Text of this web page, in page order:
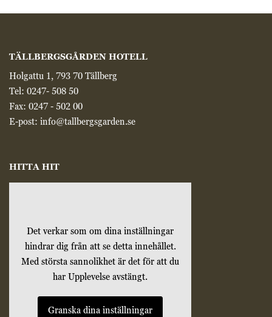
TÄLLBERGSGÅRDEN HOTELL
Holgattu 1, 793 70 Tällberg
Tel: 0247- 508 50
Fax: 0247 - 502 00
E-post: info@tallbergsgarden.se
HITTA HIT
Det verkar som om dina inställningar
hindrar dig från att se detta innehållet.
Med största sannolikhet är det för att du
har Upplevelse avstängt.
Granska dina inställningar